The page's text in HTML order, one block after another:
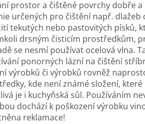
prostor a čištěné povrchy dobře
určených pro čištění např.
tekutých nebo pastovitých písků,
drsným čisticím prostředkům,
se nesmí používat ocelová vlna.
ponorných lázní na čištění
výrobků či výrobků rovněž
kde není známé složení,
je i kuchyňská sůl. Používáním
dochází k poškození výrobku
reklamace!